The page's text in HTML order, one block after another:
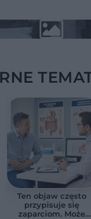
Ten objaw często
przypisuje się
zaparciom. Może